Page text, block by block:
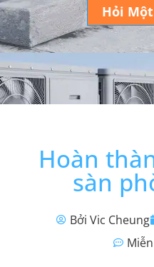
Hỏi
Hoàn
sàn
Bởi Vic Cheung